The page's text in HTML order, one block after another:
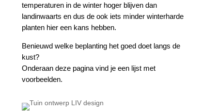
temperaturen in de winter hoger blijven dan
landinwaarts en dus de ook iets minder winterharde
planten hier een kans hebben.
Benieuwd welke beplanting het goed doet langs de
kust?
Onderaan deze pagina vind je een lijst met
voorbeelden.